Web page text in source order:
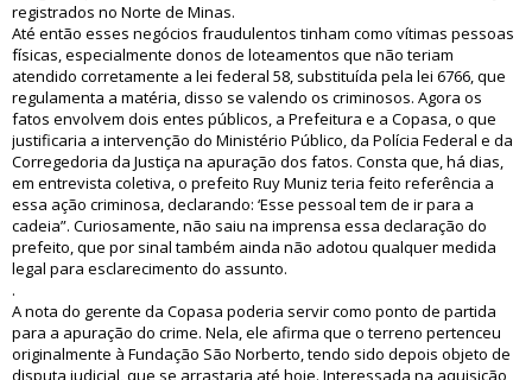
registrados no Norte de Minas.
Até então esses negócios fraudulentos tinham como vítimas pessoas
físicas, especialmente donos de loteamentos que não teriam
atendido corretamente a lei federal 58, substituída pela lei 6766, que
regulamenta a matéria, disso se valendo os criminosos. Agora os
fatos envolvem dois entes públicos, a Prefeitura e a Copasa, o que
justificaria a intervenção do Ministério Público, da Polícia Federal e da
Corregedoria da Justiça na apuração dos fatos. Consta que, há dias,
em entrevista coletiva, o prefeito Ruy Muniz teria feito referência a
essa ação criminosa, declarando: ‘Esse pessoal tem de ir para a
cadeia”. Curiosamente, não saiu na imprensa essa declaração do
prefeito, que por sinal também ainda não adotou qualquer medida
legal para esclarecimento do assunto.
.
A nota do gerente da Copasa poderia servir como ponto de partida
para a apuração do crime. Nela, ele afirma que o terreno pertenceu
originalmente à Fundação São Norberto, tendo sido depois objeto de
disputa judicial, que se arrastaria até hoje. Interessada na aquisição